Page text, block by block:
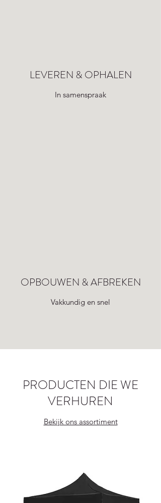
LEVEREN & OPHALEN
In samenspraak
OPBOUWEN & AFBREKEN
Vakkundig en snel
PRODUCTEN DIE WE
VERHUREN
Bekijk ons assortiment